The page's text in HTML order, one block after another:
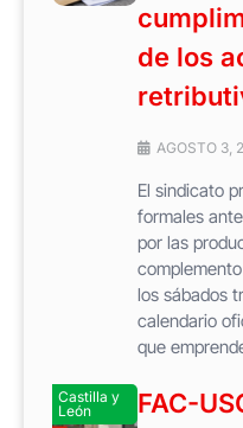
de los
AGOSTO 3,
El sindicato
formales
por las
los sábados
calendario
que
Castilla y
León
FAC-